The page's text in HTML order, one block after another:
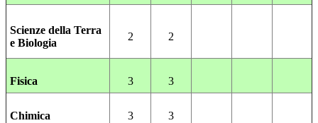
Scienze della Terra
e Biologia
2 2
Fisica 3 3
Chimica 3 3